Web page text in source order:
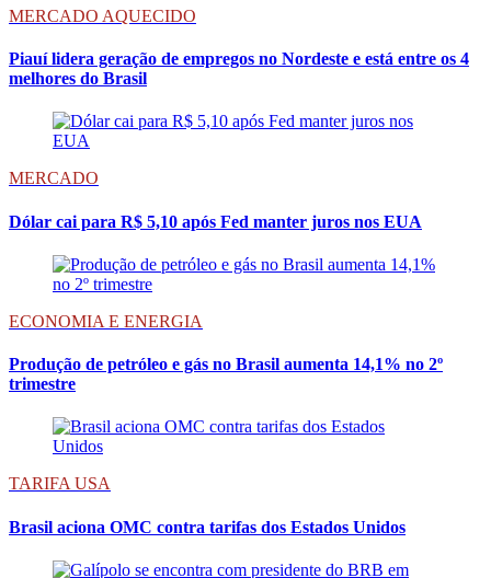
MERCADO AQUECIDO
Piauí lidera geração de empregos no Nordeste e está entre os 4
melhores do Brasil
MERCADO
Dólar cai para R$ 5,10 após Fed manter juros nos EUA
ECONOMIA E ENERGIA
Produção de petróleo e gás no Brasil aumenta 14,1% no 2º
trimestre
TARIFA USA
Brasil aciona OMC contra tarifas dos Estados Unidos